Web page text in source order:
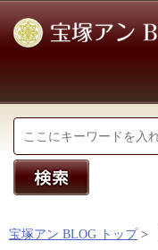
宝塚アン BLOG トップ >